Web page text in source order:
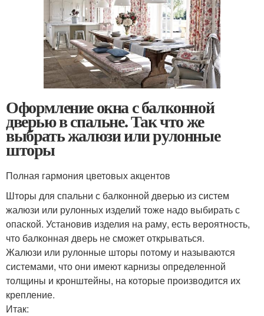
Оформление окна с балконной
дверью в спальне. Так что же
выбрать жалюзи или рулонные
шторы
Полная гармония цветовых акцентов
Шторы для спальни с балконной дверью из систем
жалюзи или рулонных изделий тоже надо выбирать с
опаской. Установив изделия на раму, есть вероятность,
что балконная дверь не сможет открываться.
Жалюзи или рулонные шторы потому и называются
системами, что они имеют карнизы определенной
толщины и кронштейны, на которые производится их
крепление.
Итак: